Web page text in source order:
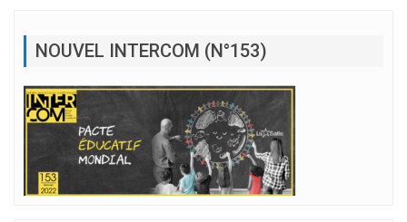
NOUVEL INTERCOM (N°153)